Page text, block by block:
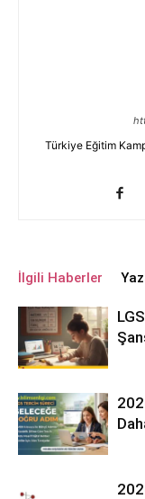
Türkiye Eğitim
İlgili Haberler